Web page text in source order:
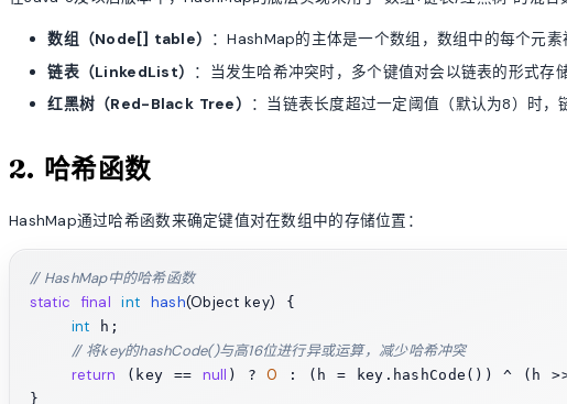
数组（Node[] table）
：HashMap的主体是一个数组，数组中的每个元
链表（LinkedList） ：当发生哈希冲突时，多个键值对会以链表的形式存
红黑树（Red-Black Tree）
：当链表长度超过一定阈值（默认为8）时，
2. 哈希函数
HashMap通过哈希函数来确定键值对在数组中的存储位置：
// HashMap中的哈希函数
static
final int hash(Object key) {
int h;
// 将key的hashCode()与高16位进行异或运算，减少哈希冲突
return (key == null ) ? 0 : (h = key.hashCode()) ^ (h